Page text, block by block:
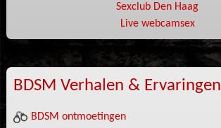
Sexclub Den Haag
Live webcamsex
BDSM Verhalen & Ervaringen
BDSM ontmoetingen